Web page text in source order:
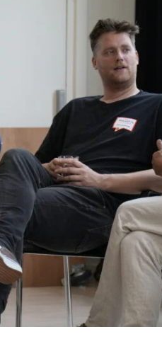
invoering
gebiedsontwikkeling>
of e-mail.